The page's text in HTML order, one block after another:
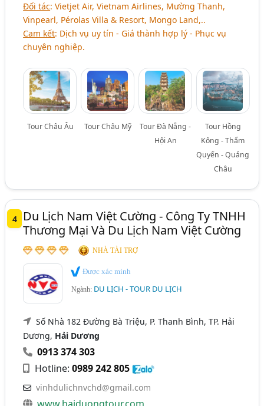
Đối tác: Vietjet Air, Vietnam Airlines, Mường Thanh,
Vinpearl, Pérolas Villa & Resort, Mongo Land,..
Cam kết: Dịch vụ uy tín - Giá thành hợp lý - Phục vụ
chuyên nghiệp.
Tour Châu Âu Tour Châu Mỹ
Tour Đà Nẵng -
Hội An
Tour Hồng
Kông - Thẩm
Quyến - Quảng
Châu
4
Du Lịch Nam Việt Cường - Công Ty TNHH
Thương Mại Và Du Lịch Nam Việt Cường
NHÀ TÀI TRỢ
Được xác minh
Ngành: DU LỊCH - TOUR DU LỊCH
Số Nhà 182 Đường Bà Triệu, P. Thanh Bình, TP. Hải
Dương, Hải Dương
0913 374 303
Hotline:0989 242 805
vinhdulichnvchd@gmail.com